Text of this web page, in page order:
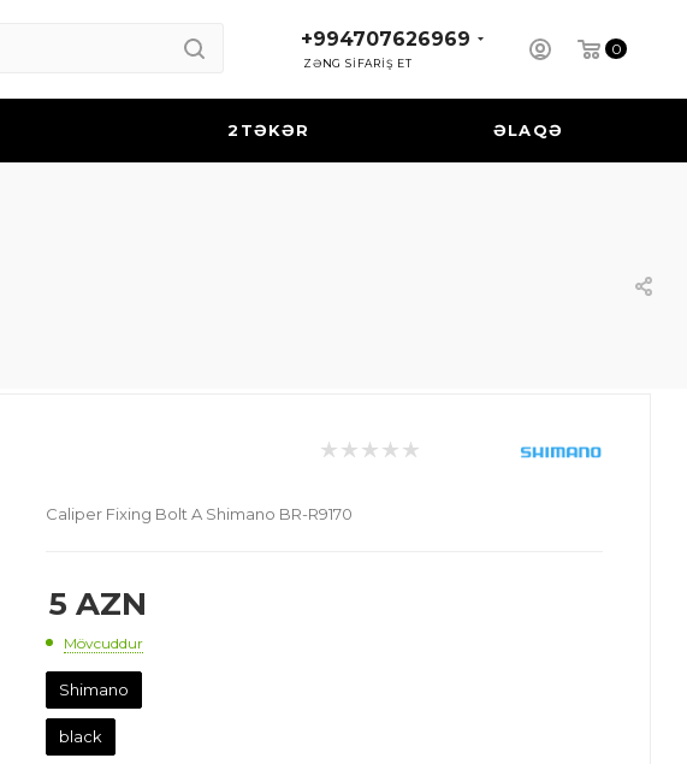
0
+994707626969
ZƏNG SİFARİŞ ET
2TƏKƏR ƏLAQƏ
Caliper Fixing Bolt A Shimano BR-R9170
5 AZN
Mövcuddur
Shimano
black